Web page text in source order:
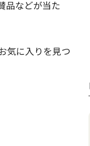
品などが当た
気に入りを見つ